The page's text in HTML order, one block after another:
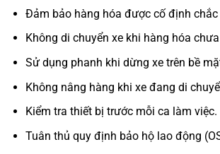
Đảm bảo hàng hóa được cố định chắc
Không di chuyển xe khi hàng hóa
Sử dụng phanh khi dừng xe trên bề
Không nâng hàng khi xe đang di
Kiểm tra thiết bị trước mỗi ca làm việc.
Tuân thủ quy định bảo hộ lao động